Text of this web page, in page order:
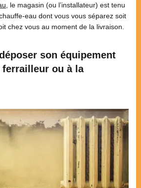
, le magasin (ou l’installateur) est tenu
eau dont vous vous séparez soit
chez vous au moment de la livraison.
son équipement
ferrailleur ou à la